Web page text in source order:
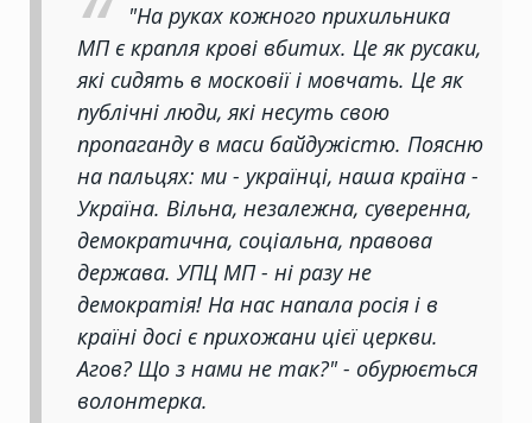
"На руках кожного прихильника
МП є крапля крові вбитих. Це як русаки,
які сидять в московії і мовчать. Це як
публічні люди, які несуть свою
пропаганду в маси байдужістю. Поясню
на пальцях: ми - українці, наша країна -
Україна. Вільна, незалежна, суверенна,
демократична, соціальна, правова
держава. УПЦ МП - ні разу не
демократія! На нас напала росія і в
країні досі є прихожани цієї церкви.
Агов? Що з нами не так?" - обурюється
волонтерка.